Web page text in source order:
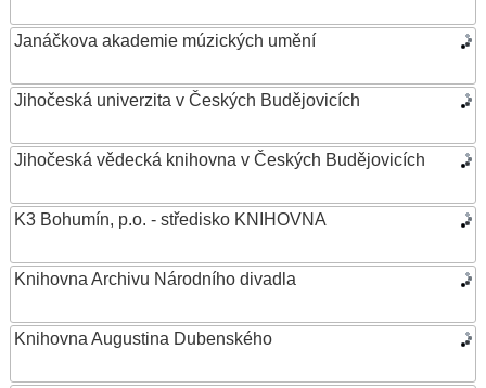
Janáčkova akademie múzických umění
Jihočeská univerzita v Českých Budějovicích
Jihočeská vědecká knihovna v Českých Budějovicích
K3 Bohumín, p.o. - středisko KNIHOVNA
Knihovna Archivu Národního divadla
Knihovna Augustina Dubenského